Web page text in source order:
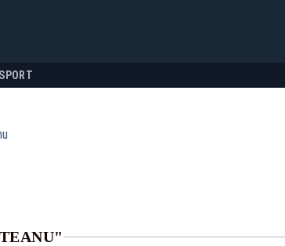
SPORT